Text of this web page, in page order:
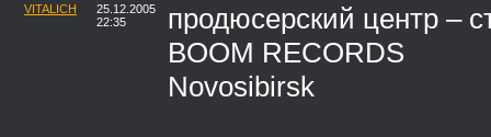
VITALICH
25.12.2005
22:35
продюсерский центр –
BOOM RECORDS
Novosibirsk